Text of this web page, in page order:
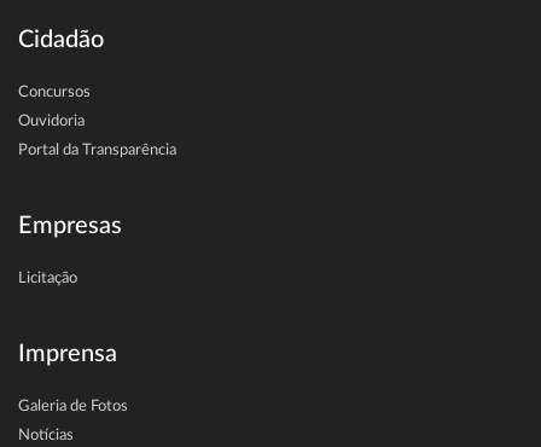
Cidadão
Concursos
Ouvidoria
Portal da Transparência
Empresas
Licitação
Imprensa
Galeria de Fotos
Notícias